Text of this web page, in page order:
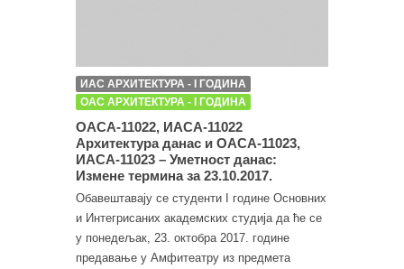
ИАС АРХИТЕКТУРА - I ГОДИНА
ОАС АРХИТЕКТУРА - I ГОДИНА
ОАСА-11022, ИАСА-11022
Архитектура данас и ОАСА-11023,
ИАСА-11023 – Уметност данас:
Измене термина за 23.10.2017.
Обавештавају се студенти I године Основних
и Интегрисаних академских студија да ће се
у понедељак, 23. октобра 2017. године
предавање у Амфитеатру из предмета